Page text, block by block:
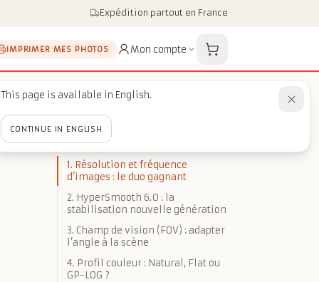
Expédition partout en France
IMPRIMER MES PHOTOS Mon compte
SOMMAIRE
1. Résolution et fréquence
d’images : le duo gagnant
2. HyperSmooth 6.0 : la
stabilisation nouvelle génération
3. Champ de vision (FOV) : adapter
l’angle à la scène
4. Profil couleur : Natural, Flat ou
GP-LOG ?
This page is available in English.
CONTINUE IN ENGLISH